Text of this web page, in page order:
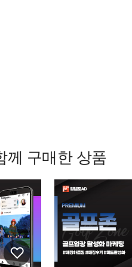
께 구매한 상품